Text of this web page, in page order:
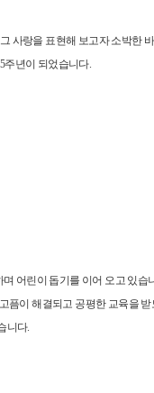
사랑을 표현해 보고자 소박
주년이 되었습니다.
어린이 돕기를 이어 오고 있
이 해결되고 공평한 교육을
니다.